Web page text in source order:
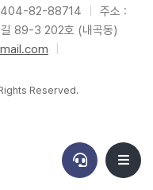
404-82-88714
주소 :
길 89-3 202호 (내곡동)
Reserved.